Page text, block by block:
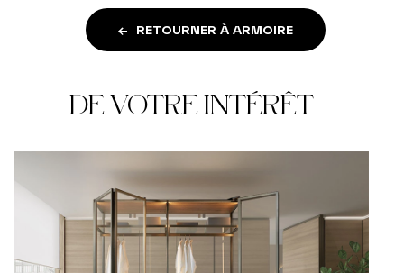
RETOURNER À ARMOIRE
DE VOTRE INTÉRÊT